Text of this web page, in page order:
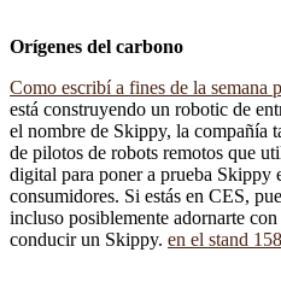
Orígenes del carbono
Como escribí a fines de la semana
está construyendo un robotic de
el nombre de Skippy, la compañía
de pilotos de robots remotos que
digital para poner a prueba Skippy
consumidores. Si estás en CES,
incluso posiblemente adornarte
conducir un Skippy. en el stand